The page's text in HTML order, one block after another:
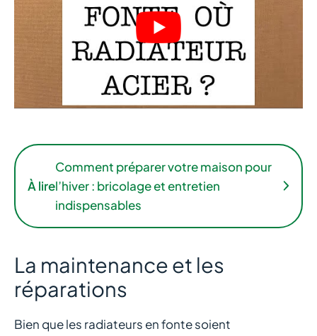
À lire
Comment préparer votre maison pour
l’hiver : bricolage et entretien
indispensables
La maintenance et les
réparations
Bien que les radiateurs en fonte soient